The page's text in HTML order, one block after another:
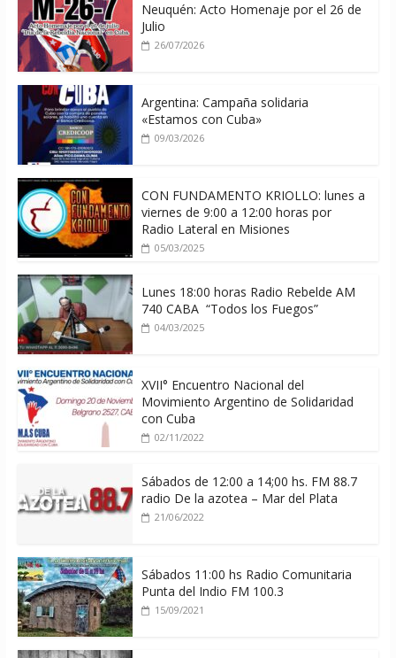
Neuquén: Acto Homenaje por el 26 de
Julio
26/07/2026
Argentina: Campaña solidaria
«Estamos con Cuba»
09/03/2026
CON FUNDAMENTO KRIOLLO: lunes a
viernes de 9:00 a 12:00 horas por
Radio Lateral en Misiones
05/03/2025
Lunes 18:00 horas Radio Rebelde AM
740 CABA “Todos los Fuegos”
04/03/2025
XVII° Encuentro Nacional del
Movimiento Argentino de Solidaridad
con Cuba
02/11/2022
Sábados de 12:00 a 14;00 hs. FM 88.7
radio De la azotea – Mar del Plata
21/06/2022
Sábados 11:00 hs Radio Comunitaria
Punta del Indio FM 100.3
15/09/2021